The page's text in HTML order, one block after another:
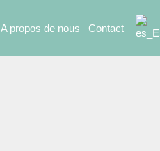
A propos de nous Contact